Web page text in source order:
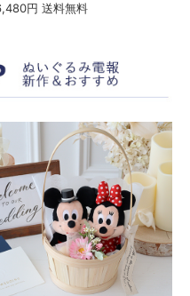
円 送料無料